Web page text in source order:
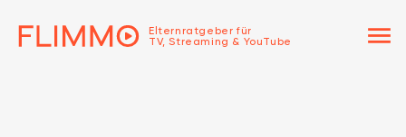
Elternratgeber für
TV, Streaming & YouTube
menu